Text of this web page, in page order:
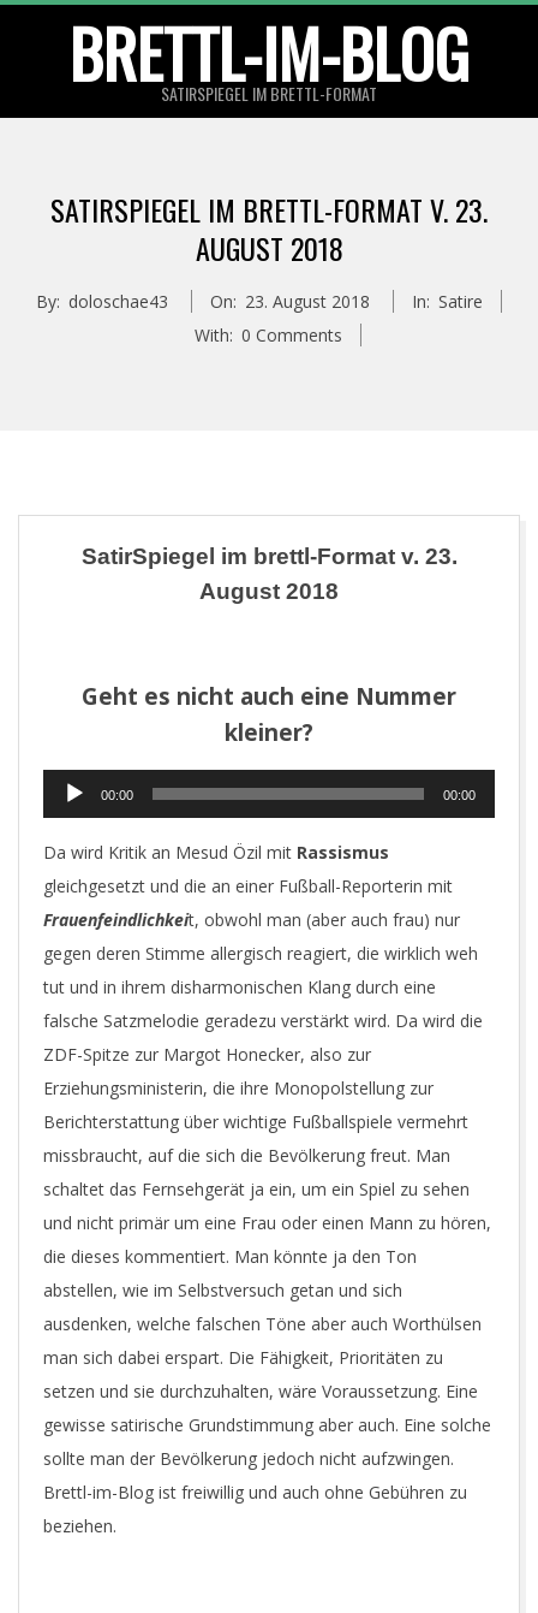
BRETTL-IM-BLOG
SATIRSPIEGEL IM BRETTL-FORMAT
MenuSATIRSPIEGEL IM BRETTL-FORMAT V. 23.
AUGUST 2018
By: doloschae43 On: 23. August 2018 In: Satire
With: 0 Comments
SatirSpiegel im brettl-Format v. 23.
August 2018
Geht es nicht auch eine Nummer
kleiner?
Audio-
Player
00:00 00:00
Da wird Kritik an Mesud Özil mit Rassismus
gleichgesetzt und die an einer Fußball-Reporterin mit
Frauenfeindlichkeit, obwohl man (aber auch frau) nur
gegen deren Stimme allergisch reagiert, die wirklich weh
tut und in ihrem disharmonischen Klang durch eine
falsche Satzmelodie geradezu verstärkt wird. Da wird die
ZDF-Spitze zur Margot Honecker, also zur
Erziehungsministerin, die ihre Monopolstellung zur
Berichterstattung über wichtige Fußballspiele vermehrt
missbraucht, auf die sich die Bevölkerung freut. Man
schaltet das Fernsehgerät ja ein, um ein Spiel zu sehen
und nicht primär um eine Frau oder einen Mann zu hören,
die dieses kommentiert. Man könnte ja den Ton
abstellen, wie im Selbstversuch getan und sich
ausdenken, welche falschen Töne aber auch Worthülsen
man sich dabei erspart. Die Fähigkeit, Prioritäten zu
setzen und sie durchzuhalten, wäre Voraussetzung. Eine
gewisse satirische Grundstimmung aber auch. Eine solche
sollte man der Bevölkerung jedoch nicht aufzwingen.
Brettl-im-Blog ist freiwillig und auch ohne Gebühren zu
beziehen.